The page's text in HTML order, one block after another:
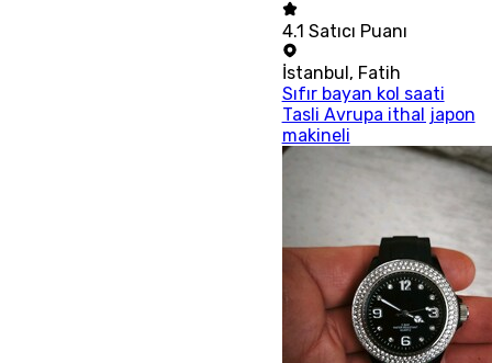
4.1 Satıcı Puanı
İstanbul, Fatih
Sıfır bayan kol saati
Tasli Avrupa ithal japon
makineli